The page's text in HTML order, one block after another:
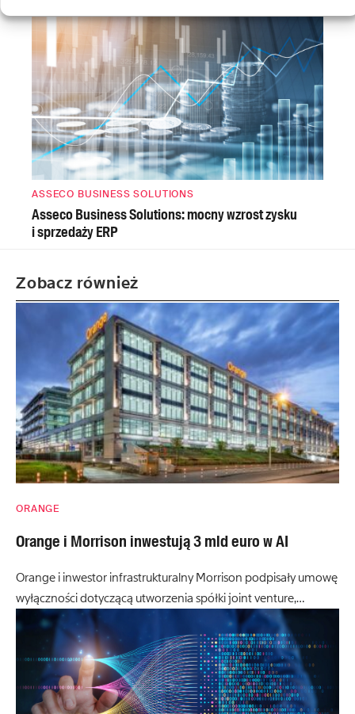
ASSECO BUSINESS SOLUTIONS
Asseco Business Solutions: mocny wzrost zysku
i sprzedaży ERP
Zobacz również
ORANGE
Orange i Morrison inwestują 3 mld euro w AI
Orange i inwestor infrastrukturalny Morrison podpisały umowę
wyłączności dotyczącą utworzenia spółki joint venture,…